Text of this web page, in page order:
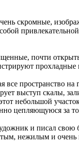
скромные,
почти
все пространство
выступ скалы,
небольшой
цепляющуюся за
и писал свою
нежилым и